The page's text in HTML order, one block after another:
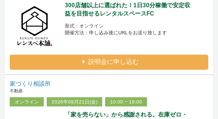
300店舗以上に選ばれた！1日30分稼働で安定収
益を目指せるレンタルスペースFC
形式：オンライン
開催方法：申し込み後にURLをお送り致します
説明会に申し込む
家づくり相談所
不動産
オンライン 2026年08月21日(金) 10:00 ~ 19:00
「家を売らない」から感謝される。在庫ゼロ・